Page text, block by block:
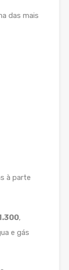
das mais
à parte
,
e gás